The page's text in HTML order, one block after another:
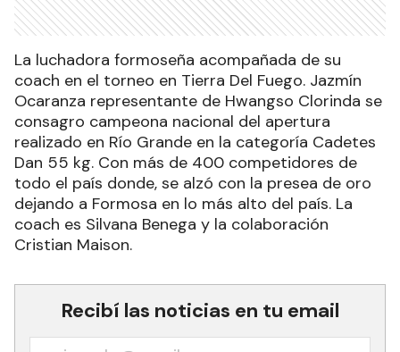
La luchadora formoseña acompañada de su
coach en el torneo en Tierra Del Fuego. Jazmín
Ocaranza representante de Hwangso Clorinda se
consagro campeona nacional del apertura
realizado en Río Grande en la categoría Cadetes
Dan 55 kg. Con más de 400 competidores de
todo el país donde, se alzó con la presea de oro
dejando a Formosa en lo más alto del país. La
coach es Silvana Benega y la colaboración
Cristian Maison.
Recibí las noticias en tu email